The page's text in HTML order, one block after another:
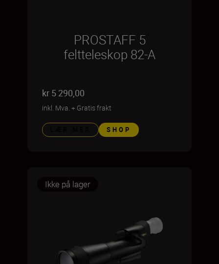
PROSTAFF 5
feltteleskop 82-A
kr 5 290,00
inkl. Mva. + Gratis frakt
SHOP
Ikke på lager